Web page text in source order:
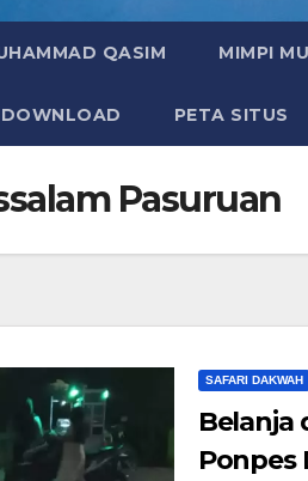
QASIM MIMPI
DOWNLOAD PETA SITUS
Pasuruan
SAFARI DAKWAH
Belanja
Ponpes